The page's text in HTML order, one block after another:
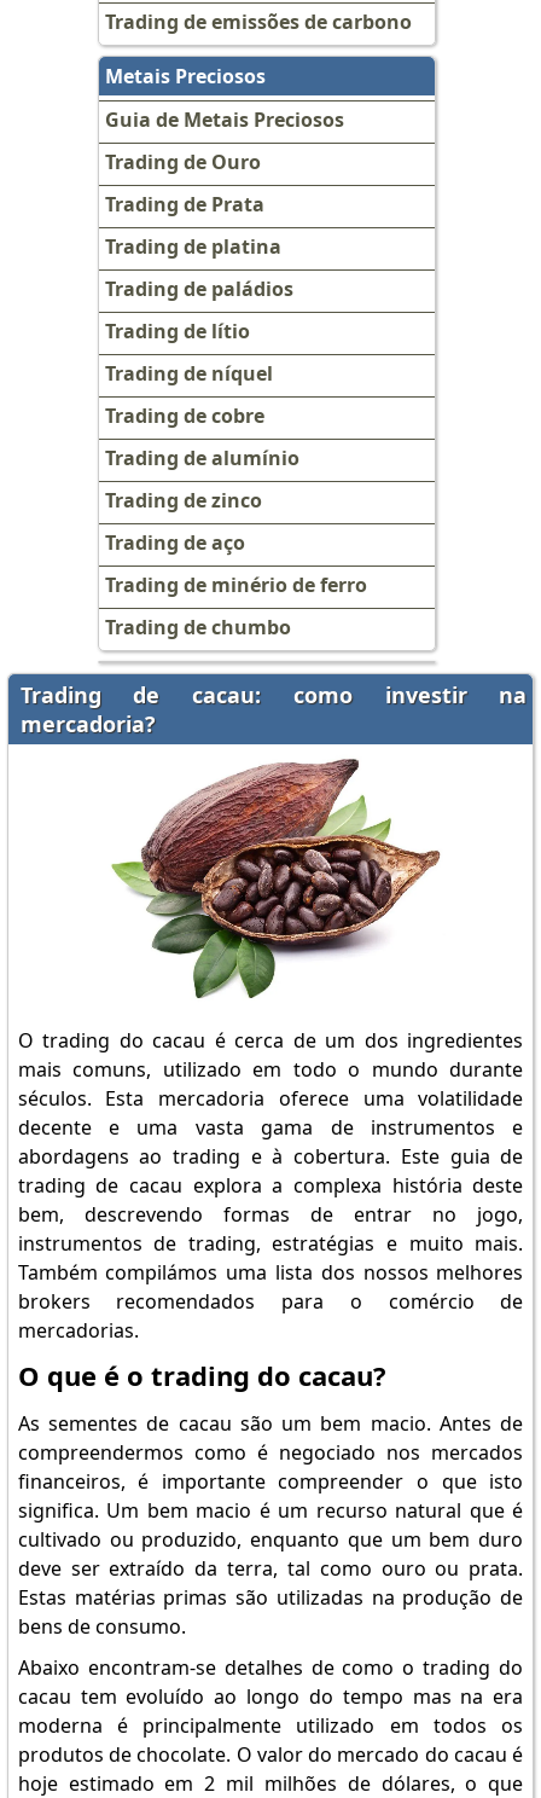
Trading de emissões de carbono
Metais Preciosos
Guia de Metais Preciosos
Trading de Ouro
Trading de Prata
Trading de platina
Trading de paládios
Trading de lítio
Trading de níquel
Trading de cobre
Trading de alumínio
Trading de zinco
Trading de aço
Trading de minério de ferro
Trading de chumbo
Trading de cacau: como investir na
mercadoria?
O trading do cacau é cerca de um dos ingredientes
mais comuns, utilizado em todo o mundo durante
séculos. Esta mercadoria oferece uma volatilidade
decente e uma vasta gama de instrumentos e
abordagens ao trading e à cobertura. Este guia de
trading de cacau explora a complexa história deste
bem, descrevendo formas de entrar no jogo,
instrumentos de trading, estratégias e muito mais.
Também compilámos uma lista dos nossos melhores
brokers recomendados para o comércio de
mercadorias.
O que é o trading do cacau?
As sementes de cacau são um bem macio. Antes de
compreendermos como é negociado nos mercados
financeiros, é importante compreender o que isto
significa. Um bem macio é um recurso natural que é
cultivado ou produzido, enquanto que um bem duro
deve ser extraído da terra, tal como ouro ou prata.
Estas matérias primas são utilizadas na produção de
bens de consumo.
Abaixo encontram-se detalhes de como o trading do
cacau tem evoluído ao longo do tempo mas na era
moderna é principalmente utilizado em todos os
produtos de chocolate. O valor do mercado do cacau é
hoje estimado em 2 mil milhões de dólares, o que